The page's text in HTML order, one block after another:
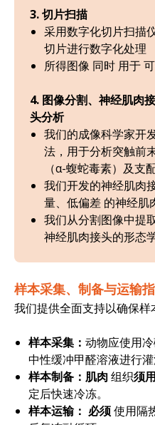
3. 切片扫描
采用数字化切片扫描
切片进行数字化处理
所得图像 同时 用于
4. 图像分割、神经肌肉
头分析
我们的成像科学家开
法，用于分析突触前
（α-蝮蛇毒素）及支
我们开发的神经肌肉
量、低偏差 的神经肌
我们从分割图像中提
神经肌肉接头的形态
样本采集、制备与运输
我们提供全面支持以确保样
样本采集： 动物应使用
中性缓冲甲醛溶液进行
样本制备：肌肉 组织须用
定后快速冷冻。
样本运输： 必须使用隔